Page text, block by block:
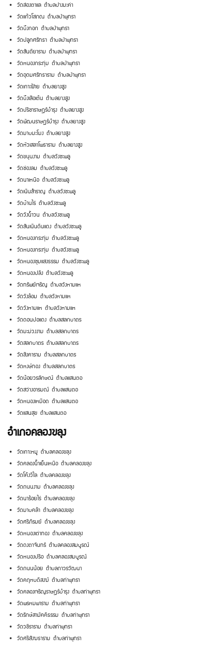
วัดส่องตาแล ตำบลปางมะค่า
วัดแก้วโสภณ ตำบลป่าพุทรา
วัดบึงกอก ตำบลป่าพุทรา
วัดปลูกศรัทธา ตำบลป่าพุทรา
วัดสันติยาราม ตำบลป่าพุทรา
วัดหนองกระทุ่ม ตำบลป่าพุทรา
วัดอุดมศรัทธาราม ตำบลป่าพุทรา
วัดเกาะฝ้าย ตำบลยางสูง
วัดบึงเสือเต้น ตำบลยางสูง
วัดปรีชาราษฎร์บำรุง ตำบลยางสูง
วัดพัฒนราษฎร์บำรุง ตำบลยางสูง
วัดมาบมะโมง ตำบลยางสูง
วัดหัวเสลาโพธาราม ตำบลยางสูง
วัดขนุนงาม ตำบลวังชะพลู
วัดช่องลม ตำบลวังชะพลู
วัดนาเหนือ ตำบลวังชะพลู
วัดเนินสำราญ ตำบลวังชะพลู
วัดบ้านไร่ ตำบลวังชะพลู
วัดวังน้ำวน ตำบลวังชะพลู
วัดสันเนินดินแดง ตำบลวังชะพลู
วัดหนองกระทุ่ม ตำบลวังชะพลู
วัดหนองกระทุ่ม ตำบลวังชะพลู
วัดหนองชุมแสงธรรม ตำบลวังชะพลู
วัดหนองปลิง ตำบลวังชะพลู
วัดทรัพย์เจริญ ตำบลวังหามแห
วัดวังล้อม ตำบลวังหามแห
วัดวังหามแห ตำบลวังหามแห
วัดดอนปอแดง ตำบลสลกบาตร
วัดมะม่วงงาม ตำบลสลกบาตร
วัดสลกบาตร ตำบลสลกบาตร
วัดสิงคาราม ตำบลสลกบาตร
วัดหงษ์ทอง ตำบลสลกบาตร
วัดน้อยวรลักษณ์ ตำบลแสนตอ
วัดสว่างอารมณ์ ตำบลแสนตอ
วัดหนองเหมือด ตำบลแสนตอ
วัดแสนสุข ตำบลแสนตอ
อำเภอคลองขลุง
วัดเกาะหมู ตำบลคลองขลุง
วัดคลองน้ำเย็นเหนือ ตำบลคลองขลุง
วัดโค้งวิไล ตำบลคลองขลุง
วัดถนนงาม ตำบลคลองขลุง
วัดนาร้อยไร่ ตำบลคลองขลุง
วัดมาบคล้า ตำบลคลองขลุง
วัดศรีภิรมย์ ตำบลคลองขลุง
วัดหนองเต่าทอง ตำบลคลองขลุง
วัดดงตาจันทร์ ตำบลคลองสมบูรณ์
วัดหนองปรือ ตำบลคลองสมบูรณ์
วัดถนนน้อย ตำบลถาวรวัฒนา
วัดคฤหบดีสงฆ์ ตำบลท่าพุทรา
วัดคลองเจริญราษฎร์บำรุง ตำบลท่าพุทรา
วัดพรหมพาราม ตำบลท่าพุทรา
วัดรักษ์สามัคคีธรรม ตำบลท่าพุทรา
วัดวชิราราม ตำบลท่าพุทรา
วัดศรีสังฆธาราม ตำบลท่าพุทรา